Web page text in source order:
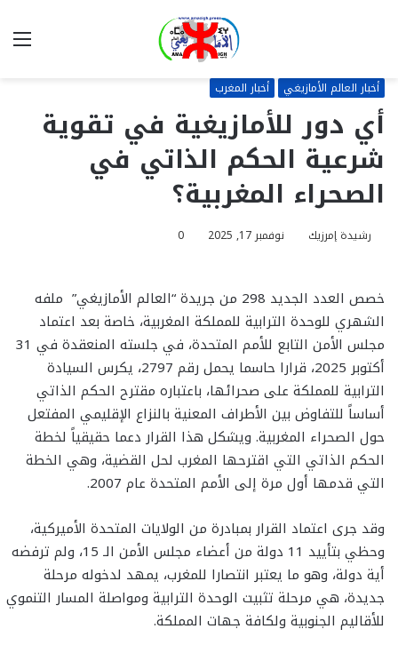
أخبار العالم الأمازيغي أخبار المغرب
أي دور للأمازيغية في تقوية
شرعية الحكم الذاتي في
الصحراء المغربية؟
رشيدة إمرزيك نوفمبر 17, 2025 0
خصص العدد الجديد 298 من جريدة “العالم الأمازيغي” ملفه
الشهري للوحدة الترابية للمملكة المغربية، خاصة بعد اعتماد
مجلس الأمن التابع للأمم المتحدة، في جلسته المنعقدة في 31
أكتوبر 2025، قرارا حاسما يحمل رقم 2797، يكرس السيادة
الترابية للمملكة على صحرائها، باعتباره مقترح الحكم الذاتي
أساساً للتفاوض بين الأطراف المعنية بالنزاع الإقليمي المفتعل
حول الصحراء المغربية. ويشكل هذا القرار دعما حقيقياً لخطة
الحكم الذاتي التي اقترحها المغرب لحل القضية، وهي الخطة
التي قدمها أول مرة إلى الأمم المتحدة عام 2007.
وقد جرى اعتماد القرار بمبادرة من الولايات المتحدة الأميركية،
وحظي بتأييد 11 دولة من أعضاء مجلس الأمن الـ 15، ولم ترفضه
أية دولة، وهو ما يعتبر انتصارا للمغرب، يمهد لدخوله مرحلة
جديدة، هي مرحلة تثبيت الوحدة الترابية ومواصلة المسار التنموي
للأقاليم الجنوبية ولكافة جهات المملكة.